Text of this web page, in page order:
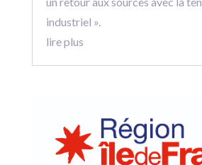
industriel ».
lire plus